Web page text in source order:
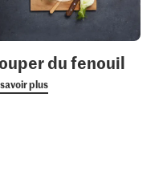
du fenouil
savoir plus